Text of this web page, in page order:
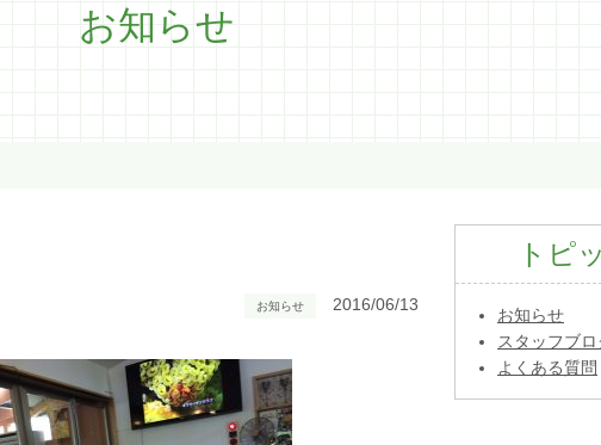
お知らせ
お知らせ 2016/06/13
トピ
お知らせ
スタッフブロ
よくある質問